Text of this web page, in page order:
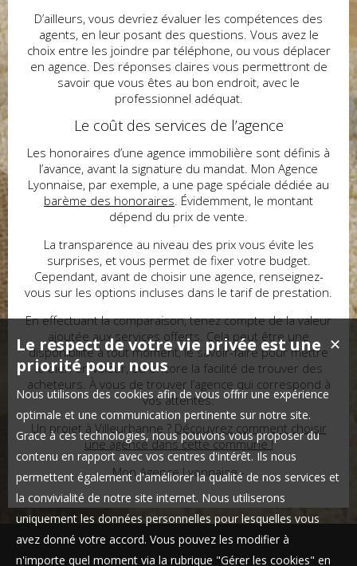
D’ailleurs, vous devriez évaluer les compétences des
agents, en leur posant des questions. Vous avez le
choix entre les joindre par téléphone, ou vous déplacer
en agence. Des réponses claires vous permettront de
savoir que vous êtes au bon endroit, avec le
professionnel adéquat.
Le coût des services de l’agence
Les honoraires d’une agence immobilière sont définis à
l’avance, avant la signature du mandat. Mon Agence
Lyonnaise, par exemple, a une page spéciale dédiée au
barème des honoraires. Évidemment, le montant
dépend du prix de vente.
La transparence au niveau des prix vous évite les
surprises, et vous permet de fixer votre budget.
Cependant, avant de choisir une agence, renseignez-
vous sur les options incluses dans le tarif de prestation.
En effectuant la comparaison, tenez compte de la valeur
ajoutée aux services offerts. Cela peut être une
disponibilité à tout moment, le savoir-faire pour mettre
le bien en valeur, ou encore la facilité de trouver des
acheteurs. À vous de trouver l’agence qui correspond à
vos attentes.
Un projet à Villeurbanne ? Découvrez comment choisir
une agence dans cette commune !
Mon Agence Lyonnaise -
✕
Le respect de votre vie privée est une
priorité pour nous
Nous utilisons des cookies afin de vous offrir une expérience
optimale et une communication pertinente sur notre site.
Grace à ces technologies, nous pouvons vous proposer du
contenu en rapport avec vos centres d'intérêt. Ils nous
permettent également d'améliorer la qualité de nos services et
la convivialité de notre site internet. Nous utiliserons
uniquement les données personnelles pour lesquelles vous
avez donné votre accord. Vous pouvez les modifier à
n'importe quel moment via la rubrique "Gérer les cookies" en